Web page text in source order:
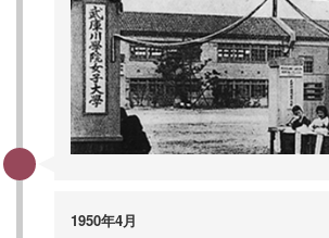
1950年4月